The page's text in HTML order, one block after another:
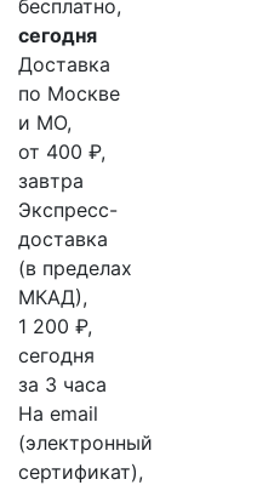
бесплатно,
сегодня
Доставка
по Москве
и МО,
от 400 ₽,
завтра
Экспресс-
доставка
(в пределах
МКАД),
1 200 ₽,
сегодня
за 3 часа
На email
(электронный
сертификат),